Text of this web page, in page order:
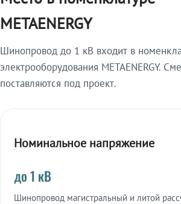
METAENERGY
Шинопровод до 1 кВ входит в
электрооборудования METAENERGY.
поставляются под проект.
Номинальное напряжение
до 1 кВ
Шинопровод магистральный и литой